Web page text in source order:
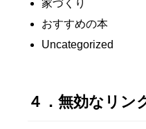
家づくり
おすすめの本
Uncategorized
４．無効なリン